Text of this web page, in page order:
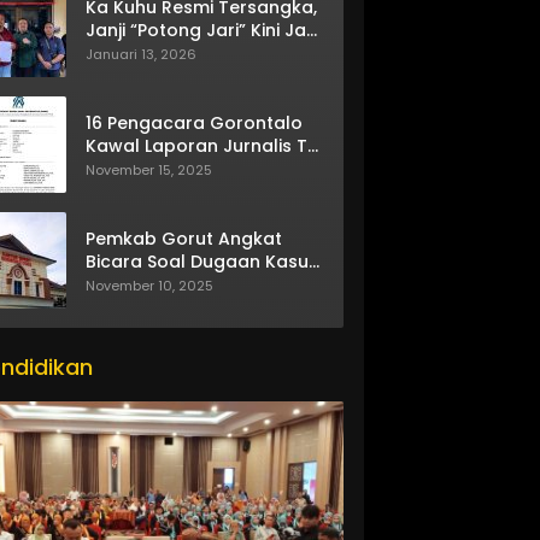
Ka Kuhu Resmi Tersangka,
Janji “Potong Jari” Kini Jadi
Bumerang
Januari 13, 2026
16 Pengacara Gorontalo
Kawal Laporan Jurnalis TV
One
November 15, 2025
Pemkab Gorut Angkat
Bicara Soal Dugaan Kasus
Asusila Oknum ASN
November 10, 2025